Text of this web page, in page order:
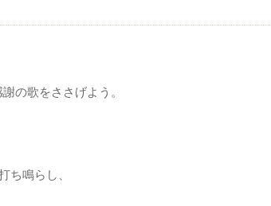
の歌をささげよう。
ち鳴らし、